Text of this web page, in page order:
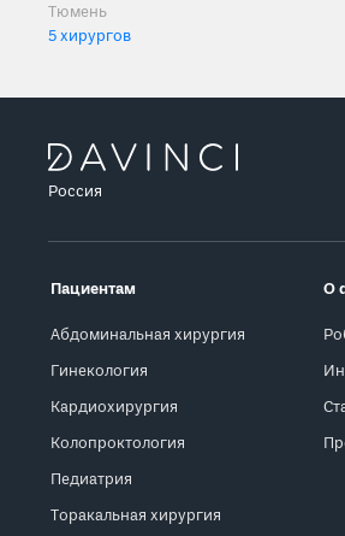
Тюмень
5 хирургов
Россия
Пациентам
Абдоминальная хирургия
Гинекология
Кардиохирургия
Колопроктология
Педиатрия
Торакальная хирургия
О